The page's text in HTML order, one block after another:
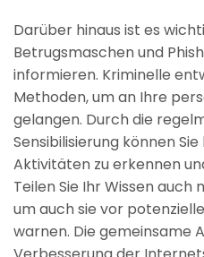
Darüber hinaus ist es
Betrugsmaschen und
informieren. Kriminelle
Methoden, um an Ihre
gelangen. Durch die
Sensibilisierung können
Aktivitäten zu erkennen
Teilen Sie Ihr Wissen auch
um auch sie vor
warnen. Die gemeinsame